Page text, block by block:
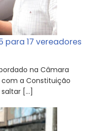
para 17 vereadores
na Câmara
com a Constituição
saltar […]